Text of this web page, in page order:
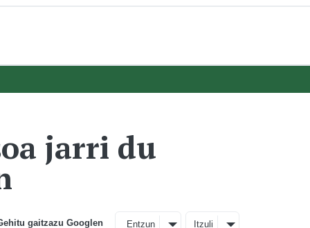
jarri du
gaitzazu Googlen Entzun Itzuli